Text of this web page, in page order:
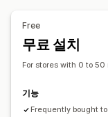
제품 추가 옵션
AI 권장 사항
분석
할인
백분율 할인
동적 가격
Free
무료 설치
For stores with 0 to 50
기능
Frequently bought